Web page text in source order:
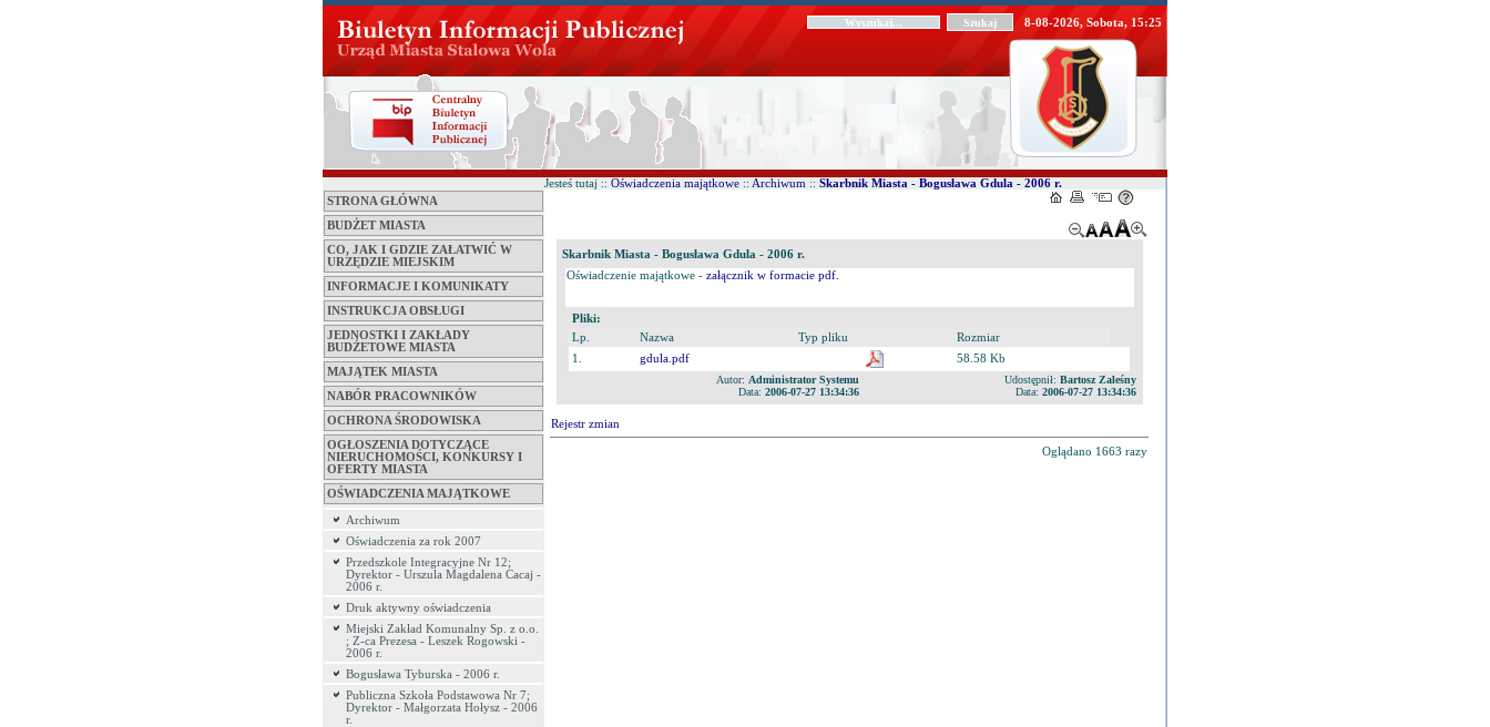
8-08-2026, Sobota, 15:25
STRONA GŁÓWNA
BUDŻET MIASTA
CO, JAK I GDZIE ZAŁATWIĆ W
URZĘDZIE MIEJSKIM
INFORMACJE I KOMUNIKATY
INSTRUKCJA OBSŁUGI
JEDNOSTKI I ZAKŁADY
BUDŻETOWE MIASTA
MAJĄTEK MIASTA
NABÓR PRACOWNIKÓW
OCHRONA ŚRODOWISKA
OGŁOSZENIA DOTYCZĄCE
NIERUCHOMOŚCI, KONKURSY I
OFERTY MIASTA
OŚWIADCZENIA MAJĄTKOWE
Archiwum
Oświadczenia za rok 2007
Przedszkole Integracyjne Nr 12;
Dyrektor - Urszula Magdalena Cacaj -
2006 r.
Druk aktywny oświadczenia
Miejski Zakład Komunalny Sp. z o.o.
; Z-ca Prezesa - Leszek Rogowski -
2006 r.
Bogusława Tyburska - 2006 r.
Publiczna Szkoła Podstawowa Nr 7;
Dyrektor - Małgorzata Hołysz - 2006
r.
Jesteś tutaj :: Oświadczenia majątkowe :: Archiwum :: Skarbnik Miasta - Bogusława Gdula - 2006 r.
Skarbnik Miasta - Bogusława Gdula - 2006 r.
Oświadczenie majątkowe - załącznik w formacie pdf.
Pliki:
Lp. Nazwa Typ pliku
Rozmiar
1.
gdula.pdf
58.58 Kb
Autor: Administrator Systemu
Data: 2006-07-27 13:34:36
Udostępnił: Bartosz Zaleśny
Data: 2006-07-27 13:34:36
Rejestr zmian
Oglądano 1663 razy